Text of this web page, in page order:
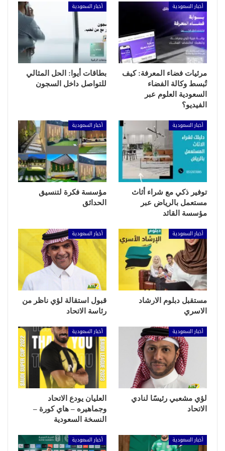
أخبار السعودية
مرئيات فضاء المعرفة: كيف
تُبسط وكالة الفضاء
السعودية العلوم عبر
الفيديو؟
أخبار السعودية
بطاقات أيوا: الحل المثالي
للتواصل داخل السجون
أخبار السعودية
توفير ذكي مع شراء أثاث
مستعمل بالرياض عبر
مؤسسة القائد
أخبار السعودية
مؤسسة فكرة لتنسيق
الحدائق
أخبار السعودية
مستقبل دبلوم الارشاد
الاسري
أخبار السعودية
قبول استقالة لؤي ناظر من
رئاسة الاتحاد
أخبار السعودية
لؤي مشعبي رئيسًا لنادي
الاتحاد
أخبار السعودية
العليان يودع الاتحاد
وجماهيره – هاي كورة –
النسخة السعودية
أخبار السعودية أخبار السعودية